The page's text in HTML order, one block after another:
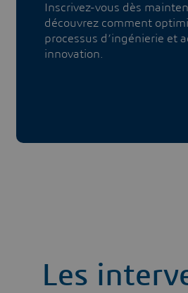
​​​Inscrivez-vous dès
découvrez comment
processus d’ingénierie et
innovation.
Les